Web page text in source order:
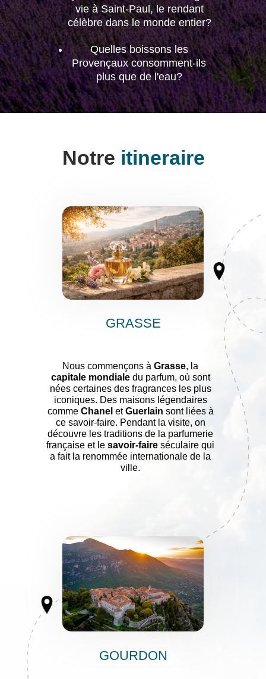
vie à Saint-Paul, le rendant
célèbre dans le monde entier?
Quelles boissons les
Provençaux consomment-ils
plus que de l'eau?
GRASSE
Notre itineraire
Nous commençons à Grasse, la
capitale mondialedu parfum, où sont
nées certaines des fragrances les plus
iconiques. Des maisons légendaires
comme Chanel etGuerlain sont liées à
ce savoir-faire. Pendant la visite, on
découvre les traditions de la parfumerie
française et le savoir-faire séculaire qui
a fait la renommée internationale de la
ville.
GOURDON